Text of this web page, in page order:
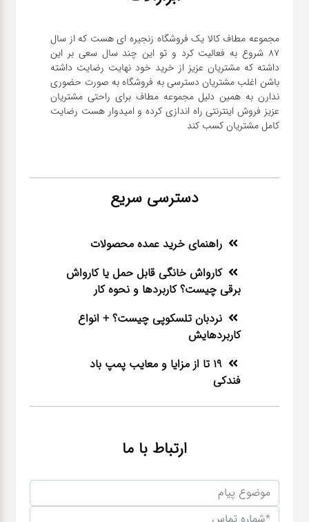
مجموعه مطاف کالا یک فروشگاه زنجیره ای هست که از سال
۸۷ شروع به فعالیت کرد و تو این چند سال سعی بر این
داشته که مشتریان عزیز از خرید خود نهایت رضایت داشته
باشن اغلب مشتریان دسترسی به فروشگاه به صورت حضوری
ندارن به همین دلیل مجموعه مطاف برای راحتی مشتریان
عزیز فروش اینترنتی راه اندازی کرده و امیدوار هست رضایت
کامل مشتریان کسب کند
دسترسی سریع
راهنمای خرید عمده محصولات
کارواش خانگی قابل حمل یا کارواش
برقی چیست؟ کاربردها و نحوه کار
نردبان تلسکوپی چیست؟ + انواع
کاربردهایش
19 تا از مزایا و معایب پمپ باد
فندکی
ارتباط با ما